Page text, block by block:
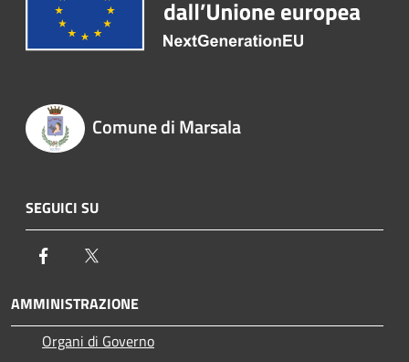
Comune di Marsala
SEGUICI SU
Facebook
AMMINISTRAZIONE
Organi di Governo